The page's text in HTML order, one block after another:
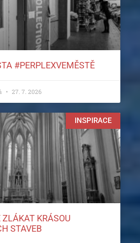
#PERPLEXVEMĚSTĚ
27. 7. 2026
INSPIRACE
ZLÁKAT KRÁSOU
STAVEB